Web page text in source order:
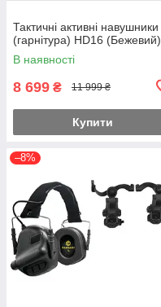
Тактичні активні навушники
(гарнітура) HD16 (Бежевий)
В наявності
8 699 ₴ 11 999 ₴
Купити
–8%